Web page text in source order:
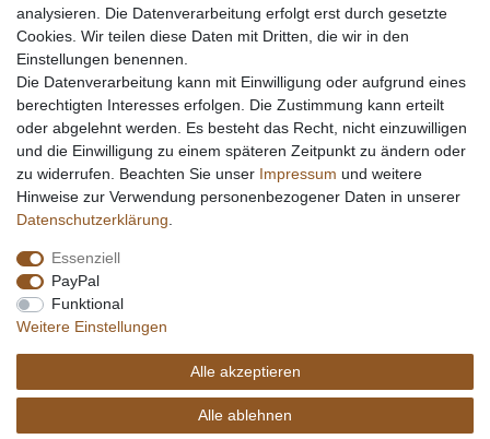
analysieren. Die Datenverarbeitung erfolgt erst durch gesetzte
Cookies. Wir teilen diese Daten mit Dritten, die wir in den
Einstellungen benennen.
Die Datenverarbeitung kann mit Einwilligung oder aufgrund eines
berechtigten Interesses erfolgen. Die Zustimmung kann erteilt
oder abgelehnt werden. Es besteht das Recht, nicht einzuwilligen
und die Einwilligung zu einem späteren Zeitpunkt zu ändern oder
zu widerrufen. Beachten Sie unser Impressum und weitere
Hinweise zur Verwendung personenbezogener Daten in unserer
Daten­schutz­erklärung
Essenziell
PayPal
Funktional
Weitere Einstellungen
Alle akzeptieren
Alle ablehnen